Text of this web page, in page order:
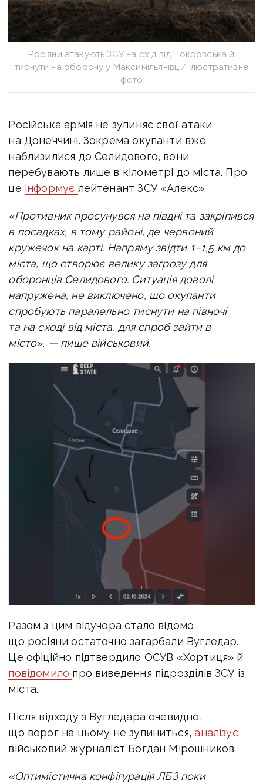
Росіяни атакують ЗСУ на схід від Покровська й
тиснути на оборону у Максимільянівці/ Ілюстративне
фото
Російська армія не зупиняє свої атаки
на Донеччині. Зокремаокупанти вже
наблизилися до Селидового, вони
перебувають лише в кілометрі до міста. Про
це інформує лейтенант ЗСУ «Алекс».
«Противник просунувся на півдні та закріпився
в посадках, в тому районі, де червоний
кружечок на карті. Напряму звідти 1−1,5 км до
міста, що створює велику загрозу для
оборонців Селидового. Ситуація доволі
напружена, не виключено, що окупанти
спробують паралельно тиснути на півночі
та на сході від міста, для спроб зайти в
місто», — пише військовий.
Разом з цим відучора стало відомо,
що росіяни остаточно загарбали Вугледар.
Це офіційно підтвердило ОСУВ «Хортиця» й
повідомило про виведення підрозділів ЗСУ із
міста.
Після відходу з Вугледара очевидно,
що ворог на цьому не зупиниться,аналізує
військовий журналіст Богдан Мірошников.
«Оптимістична конфігурація ЛБЗ поки